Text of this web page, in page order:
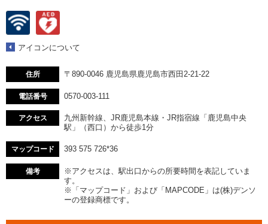
アイコンについて
住所 〒890-0046 鹿児島県鹿児島市西田2-21-22
電話番号 0570-003-111
アクセス
九州新幹線、JR鹿児島本線・JR指宿線「鹿児島中央
駅」（西口）から徒歩1分
マップコード 393 575 726*36
備考
※アクセスは、駅出口からの所要時間を表記していま
す。
※「マップコード」および「MAPCODE」は(株)デンソ
ーの登録商標です。